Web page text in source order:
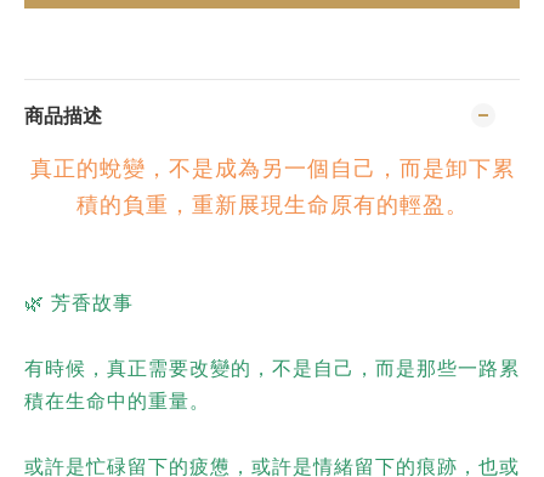
商品描述
真正的蛻變，不是成為另一個自己，而是卸下累
積的負重，重新展現生命原有的輕盈。
🌿 芳香故事
有時候，真正需要改變的，不是自己，而是那些一路累
積在生命中的重量。
或許是忙碌留下的疲憊， 或許是情緒留下的痕跡， 也或